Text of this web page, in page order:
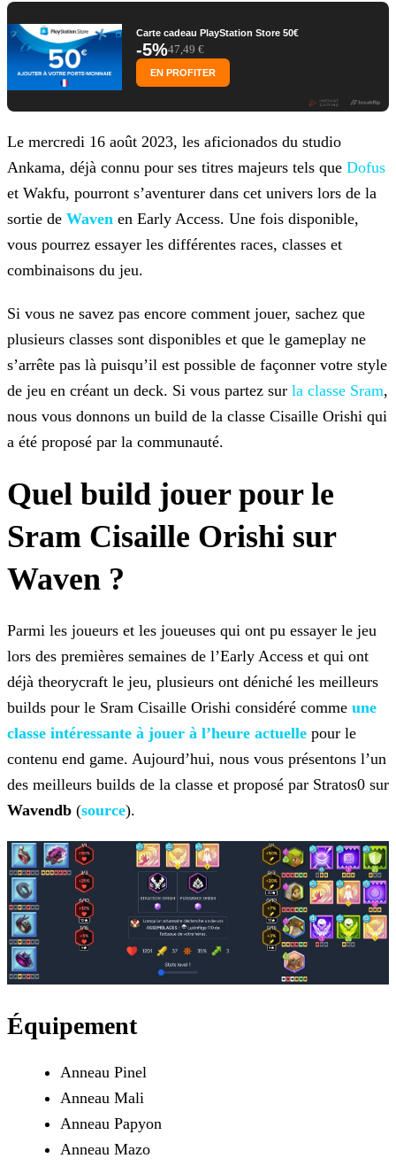
Carte cadeau PlayStation Store 50€
-5%47,49 €
EN PROFITER
Le mercredi 16 août 2023, les aficionados du studio
Ankama, déjà connu pour ses titres majeurs tels que Dofus
et Wakfu, pourront s’aventurer dans cet univers lors de la
sortie de Waven en Early Access. Une fois disponible,
vous pourrez essayer les différentes races, classes et
combinaisons du jeu.
Si vous ne savez pas encore comment jouer, sachez que
plusieurs classes sont disponibles et que le gameplay ne
s’arrête pas là puisqu’il est possible de façonner votre style
de jeu en créant un deck. Si vous partez sur la classe Sram,
nous vous donnons un build de la classe Cisaille Orishi qui
a été proposé par la communauté.
Quel build jouer pour le
Sram Cisaille Orishi sur
Waven ?
Parmi les joueurs et les joueuses qui ont pu essayer le jeu
lors des premières semaines de l’Early Access et qui ont
déjà theorycraft le jeu, plusieurs ont déniché les meilleurs
builds pour le Sram Cisaille Orishi considéré comme une
classe intéressante à jouer à l’heure actuelle pour le
contenu end game. Aujourd’hui, nous vous présentons l’un
des meilleurs builds de la classe et proposé par Stratos0 sur
Wavendb (source).
Équipement
Anneau Pinel
Anneau Mali
Anneau Papyon
Anneau Mazo